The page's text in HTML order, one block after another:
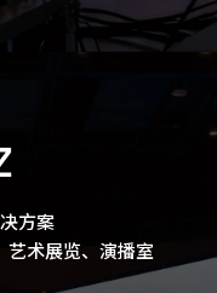
方案
艺术展览、演播室